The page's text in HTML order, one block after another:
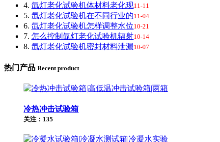
4. 氙灯老化试验机体材料老化现11-11
5. 氙灯老化试验机在不同行业的11-04
6. 氙灯老化试验机怎样调整水位10-21
7. 怎么控制氙灯老化试验机辐射10-14
8. 氙灯老化试验机密封材料泄漏10-07
热门产品 Recent product
冷热冲击试验箱
关注：135